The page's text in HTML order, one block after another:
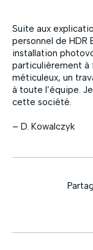
Suite aux
personnel de HDR
installation
particulièrement à
méticuleux, un
à toute l’équipe.
cette société.
– D. Kowalczyk